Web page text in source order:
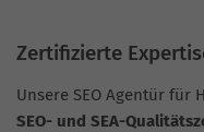
Zertifizierte
Unsere SEO Agentür für
SEO- und SEA-